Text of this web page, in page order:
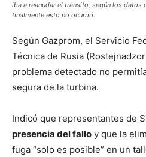
iba a reanudar el tránsito, según los
finalmente esto no ocurrió.
Según Gazprom, el Servicio
Técnica de Rusia
problema detectado no
segura de la turbina.
Indicó que representantes de
presencia del fallo y que la
fuga “solo es posible” en un